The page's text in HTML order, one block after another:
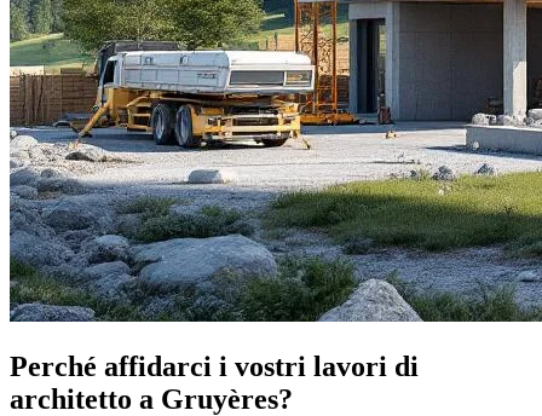
Perché affidarci i vostri lavori di
architetto a Gruyères?